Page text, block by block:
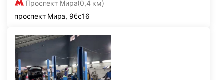
Проспект Мира(0,4 км)
проспект Мира, 96с16